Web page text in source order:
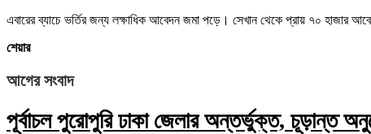
এবারের ব্যাচে ভর্তির জন্য লক্ষাধিক আবেদন জমা পড়ে। সেখান থেকে প্রায় ৭০ হাজার
শেয়ার
আগের সংবাদ
পূর্বাচল পুরোপুরি ঢাকা জেলার অন্তর্ভুক্ত, চূড়ান্ত